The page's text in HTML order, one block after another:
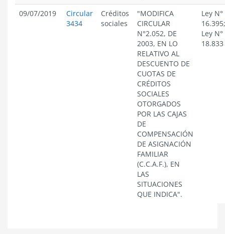
09/07/2019
Circular
3434
Créditos
sociales
"MODIFICA
CIRCULAR
N°2.052, DE
2003, EN LO
RELATIVO AL
DESCUENTO DE
CUOTAS DE
CRÉDITOS
SOCIALES
OTORGADOS
POR LAS CAJAS
DE
COMPENSACIÓN
DE ASIGNACIÓN
FAMILIAR
(C.C.A.F.), EN
LAS
SITUACIONES
QUE INDICA".
Ley N°
16.395;
Ley N°
18.833